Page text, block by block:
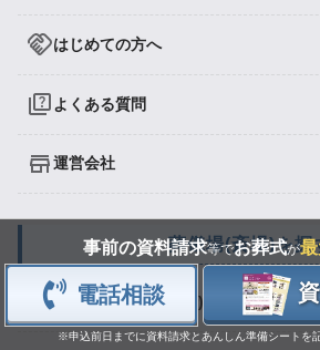
事前の資料請求等でお葬式が
電話相談
※申込前日までに資料請求とあんしん準備シートを
はじめての方へ
よくある質問
運営会社
葬儀場(斎場)を探
全国から葬儀場(斎場)を探す